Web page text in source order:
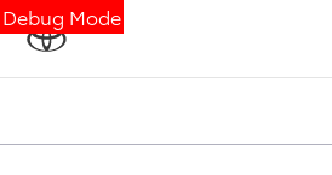
Debug Mode